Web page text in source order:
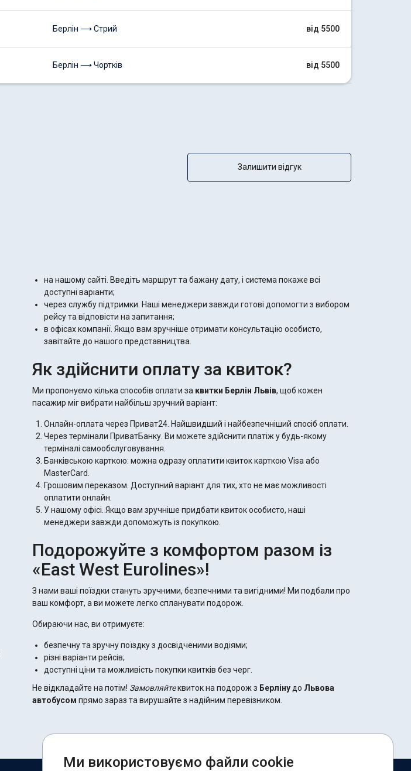
Берлін ⟶ Стрий від 5500
Берлін ⟶ Чортків від 5500
Залишити відгук
на нашому сайті. Введіть маршрут та бажану дату, і система покаже всі
доступні варіанти;
через службу підтримки. Наші менеджери завжди готові допомогти з вибором
рейсу та відповісти на запитання;
в офісах компанії. Якщо вам зручніше отримати консультацію особисто,
завітайте до нашого представництва.
Як здійснити оплату за квиток?
Ми пропонуємо кілька способів оплати за квитки Берлін Львів, щоб кожен
пасажир міг вибрати найбільш зручний варіант:
Онлайн-оплата через Приват24. Найшвидший і найбезпечніший спосіб оплати.
Через термінали ПриватБанку. Ви можете здійснити платіж у будь-якому
терміналі самообслуговування.
Банківською карткою: можна одразу оплатити квиток карткою Visa або
MasterCard.
Грошовим переказом. Доступний варіант для тих, хто не має можливості
оплатити онлайн.
У нашому офісі. Якщо вам зручніше придбати квиток особисто, наші
менеджери завжди допоможуть із покупкою.
Подорожуйте з комфортом разом із
«East West Eurolines»!
З нами ваші поїздки стануть зручними, безпечними та вигідними! Ми подбали про
ваш комфорт, а ви можете легко спланувати подорож.
Обираючи нас, ви отримуєте:
безпечну та зручну поїздку з досвідченими водіями;
різні варіанти рейсів;
доступні ціни та можливість покупки квитків без черг.
Не відкладайте на потім! Замовляйтеквиток на подорож з Берліну до Львова
автобусом прямо зараз та вирушайте з надійним перевізником.
Ми використовуємо файли cookie